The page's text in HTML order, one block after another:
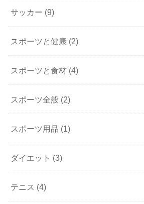
サッカー (9)
スポーツと健康 (2)
スポーツと食材 (4)
スポーツ全般 (2)
スポーツ用品 (1)
ダイエット (3)
テニス (4)